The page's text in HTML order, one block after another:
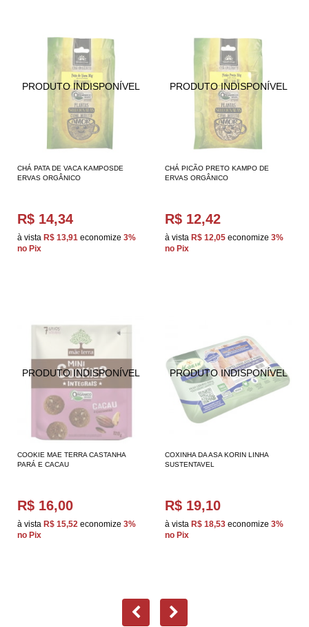
CHÁ PATA DE VACA KAMPOSDE
ERVAS ORGÂNICO
R$ 14,34
à vista R$ 13,91 economize 3%
no Pix
CHÁ PICÃO PRETO KAMPO DE
ERVAS ORGÂNICO
R$ 12,42
à vista R$ 12,05 economize 3%
no Pix
COOKIE MAE TERRA CASTANHA
PARÁ E CACAU
R$ 16,00
à vista R$ 15,52 economize 3%
no Pix
COXINHA DA ASA KORIN LINHA
SUSTENTAVEL
R$ 19,10
à vista R$ 18,53 economize 3%
no Pix